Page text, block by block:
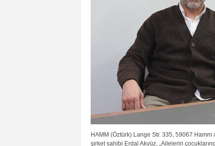
HAMM (Öztürk) Lange Str. 335, 59067 Hamm
şirket sahibi Erdal Akyüz, „Ailelerin